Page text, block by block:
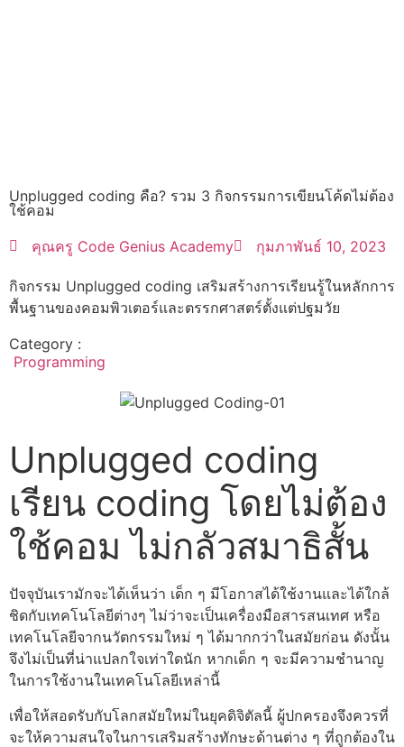
Unplugged coding คือ? รวม 3 กิจกรรมการเขียนโค้ดไม่ต้อง
ใช้คอม
คุณครู Code Genius Academy
กุมภาพันธ์ 10, 2023
กิจกรรม Unplugged coding เสริมสร้างการเรียนรู้ในหลักการ
พื้นฐานของคอมพิวเตอร์และตรรกศาสตร์ตั้งแต่ปฐมวัย
Category :
Programming
Unplugged coding
เรียน coding โดยไม่ต้อง
ใช้คอม ไม่กลัวสมาธิสั้น
ปัจจุบันเรามักจะได้เห็นว่า เด็ก ๆ มีโอกาสได้ใช้งานและได้ใกล้
ชิดกับเทคโนโลยีต่างๆ ไม่ว่าจะเป็นเครื่องมือสารสนเทศ หรือ
เทคโนโลยีจากนวัตกรรมใหม่ ๆ ได้มากกว่าในสมัยก่อน ดังนั้น
จึงไม่เป็นที่น่าแปลกใจเท่าใดนัก หากเด็ก ๆ จะมีความชำนาญ
ในการใช้งานในเทคโนโลยีเหล่านี้
เพื่อให้สอดรับกับโลกสมัยใหม่ในยุคดิจิตัลนี้ ผู้ปกครองจึงควรที่
จะให้ความสนใจในการเสริมสร้างทักษะด้านต่าง ๆ ที่ถูกต้องใน